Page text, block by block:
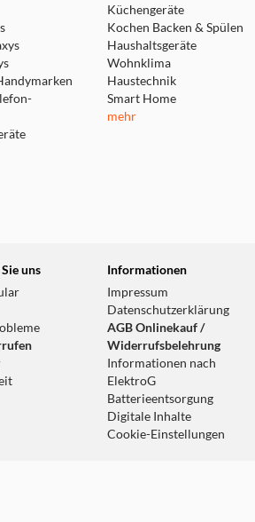
Küchengeräte
Kochen Backen & Spülen
Haushaltsgeräte
Wohnklima
Haustechnik
Smart Home
mehr
uns
Informationen
Impressum
Datenschutzerklärung
AGB Onlinekauf /
Widerrufsbelehrung
Informationen nach
ElektroG
Batterieentsorgung
Digitale Inhalte
Cookie-Einstellungen